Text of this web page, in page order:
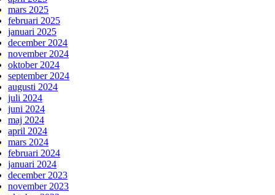
mars 2025
februari 2025
januari 2025
december 2024
november 2024
oktober 2024
september 2024
augusti 2024
juli 2024
juni 2024
maj 2024
april 2024
mars 2024
februari 2024
januari 2024
december 2023
november 2023